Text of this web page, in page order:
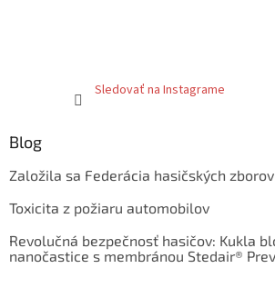
Sledovať na Instagrame
Blog
Založila sa Federácia hasičských
Toxicita z požiaru automobilov
Revolučná bezpečnosť hasičov: Kukla
nanočastice s membránou Stedair®